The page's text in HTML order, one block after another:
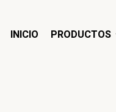
INICIO PRODUCTOS